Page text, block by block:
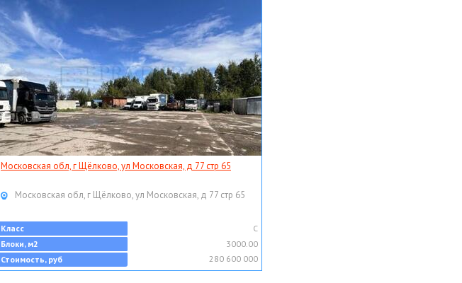
Московская обл, г Щёлково, ул Московская, д 77 стр 65
Московская обл, г Щёлково, ул Московская, д 77 стр 65
Класс
C
Блоки, м2
3000.00
Стоимость, руб
280 600 000